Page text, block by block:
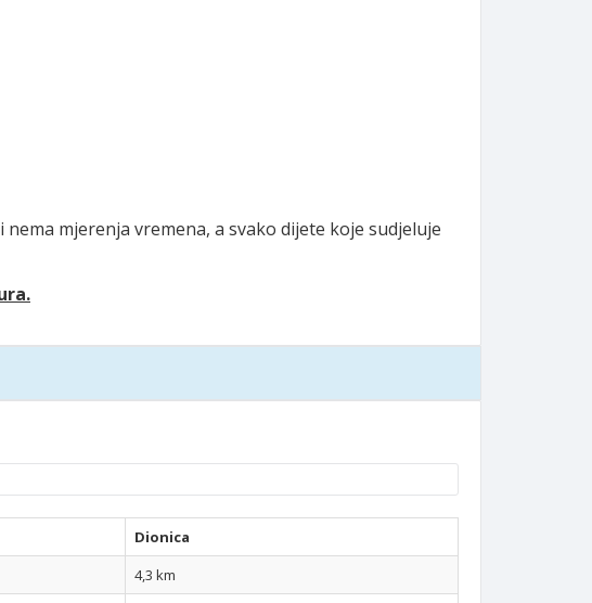
mjerenja vremena, a svako dijete koje sudjeluje
Dionica
4,3 km